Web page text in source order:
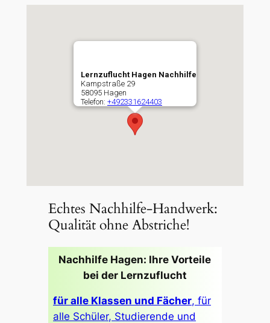
Lernzuflucht Hagen Nachhilfe
Kampstraße 29
58095 Hagen
Telefon: +492331624403
Echtes Nachhilfe-Handwerk:
Qualität ohne Abstriche!
Nachhilfe Hagen: Ihre Vorteile
bei der Lernzuflucht
für alle Klassen und Fächer, für
alle Schüler, Studierende und